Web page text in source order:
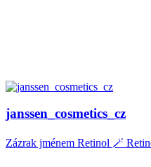
janssen_cosmetics_cz
Zázrak jménem Retinol 🪄